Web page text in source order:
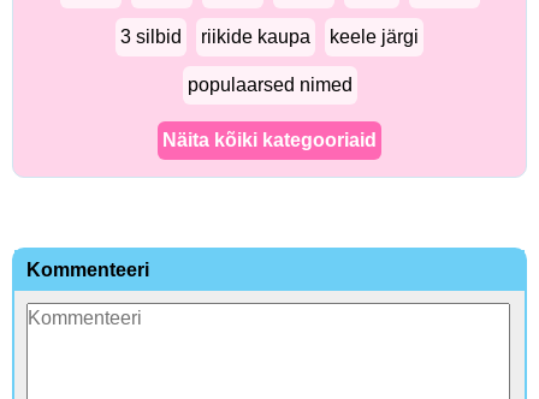
3 silbid riikide kaupa keele järgi
populaarsed nimed
Näita kõiki kategooriaid
Kommenteeri